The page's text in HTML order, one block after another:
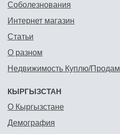
Соболезнования
Интернет магазин
Статьи
О разном
Недвижимость Куплю/Продам
КЫРГЫЗСТАН
О Кыргызстане
Демография